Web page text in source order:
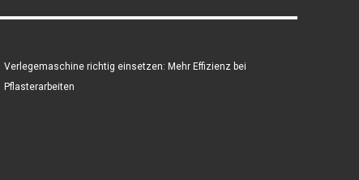
Verlegemaschine richtig einsetzen: Mehr Effizienz bei
Pflasterarbeiten